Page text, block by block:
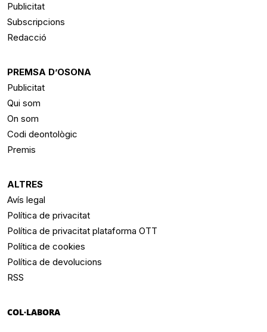
Publicitat
Subscripcions
Redacció
PREMSA D’OSONA
Publicitat
Qui som
On som
Codi deontològic
Premis
ALTRES
Avís legal
Política de privacitat
Política de privacitat plataforma OTT
Política de cookies
Política de devolucions
RSS
COL·LABORA